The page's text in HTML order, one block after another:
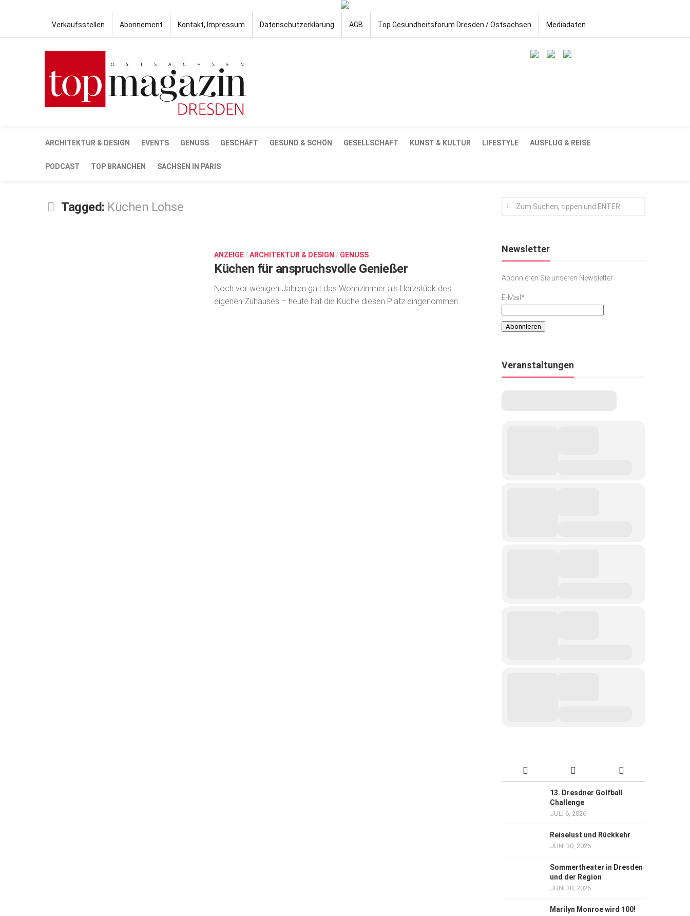
Verkaufsstellen Abonnement Kontakt, Impressum Datenschutzerklärung AGB Top Gesundheitsforum Dresden / Ostsachsen Mediadaten
ARCHITEKTUR & DESIGN EVENTS GENUSS GESCHÄFT GESUND & SCHÖN GESELLSCHAFT KUNST & KULTUR LIFESTYLE AUSFLUG & REISE
PODCAST TOP BRANCHEN SACHSEN IN PARIS
Tagged: Küchen Lohse
ANZEIGE /ARCHITEKTUR & DESIGN / GENUSS
Küchen für anspruchsvolle Genießer
Noch vor wenigen Jahren galt das Wohnzimmer als Herzstück des
eigenen Zuhauses – heute hat die Küche diesen Platz eingenommen.
Newsletter
Abonnieren Sie unseren Newsletter
E-Mail*
Veranstaltungen
13. Dresdner Golfball
Challenge
JULI 6, 2026
Reiselust und Rückkehr
JUNI 30, 2026
Sommertheater in Dresden
und der Region
JUNI 30, 2026
Marilyn Monroe wird 100!